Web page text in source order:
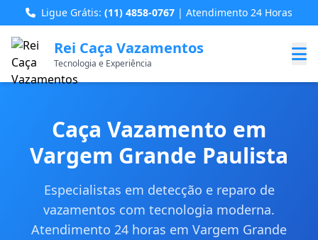
Ligue Grátis: (11) 4858-0767 | Atendimento 24 Horas
Rei Caça Vazamentos
Tecnologia e Experiência
Caça Vazamento em
Vargem Grande Paulista
Especialistas em detecção e reparo de
vazamentos com tecnologia moderna.
Atendimento 24 horas em Vargem Grande